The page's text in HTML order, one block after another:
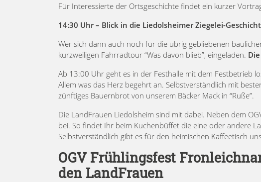
Für Interessierte der Ortsgeschichte findet ein kurzer
14:30 Uhr – Blick in die Liedolsheimer Ziegelei-
Wer sich dann auch noch für die übrig gebliebenen
kurzweiligen Fahrradtour “Was davon blieb”, eingeladen.
Ab 13:00 Uhr geht es in der Festhalle mit dem Festbetrieb
Allem was das Herz begehrt an. Selbstverständlich mit
zünftiges Bauernbrot von unserem Bäcker Mack in “Ruße”.
Die LandFrauen Liedolsheim sind mit dabei. Neben dem
bei. So findet Ihr beim Kuchenbüffet die eine oder andere
Selbstverständlich gibt es für den heimischen Kaffeetisch
OGV Frühlingsfest
den LandFrauen